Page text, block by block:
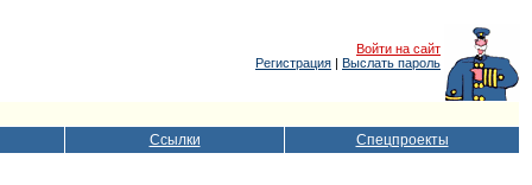
Войти на сайт
Регистрация | Выслать пароль
Ссылки Спецпроекты